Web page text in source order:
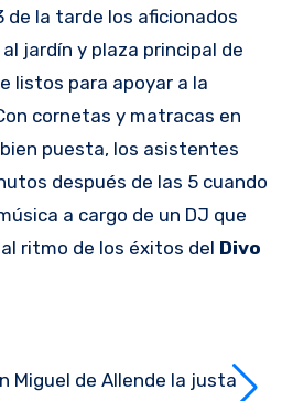
de la tarde los aficionados
jardín y plaza principal de
listos para apoyar a la
cornetas y matracas en
puesta, los asistentes
después de las 5 cuando
a cargo de un DJ que
ritmo de los éxitos del Divo
Miguel de Allende la justa